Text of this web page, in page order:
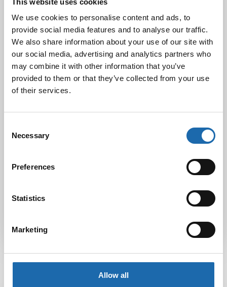
We use cookies to personalise content and ads, to
provide social media features and to analyse our traffic.
We also share information about your use of our site with
our social media, advertising and analytics partners who
may combine it with other information that you’ve
provided to them or that they’ve collected from your use
of their services.
Selection
Necessary
Preferences
Statistics
Marketing
Allow all